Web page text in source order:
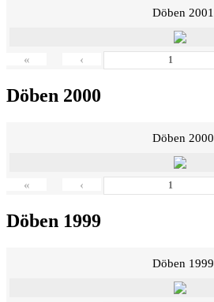
Döben 2001
« ‹
Döben 2000
Döben 2000
« ‹
Döben 1999
Döben 1999